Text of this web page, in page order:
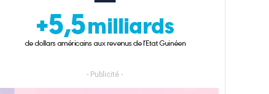
- Publicité -